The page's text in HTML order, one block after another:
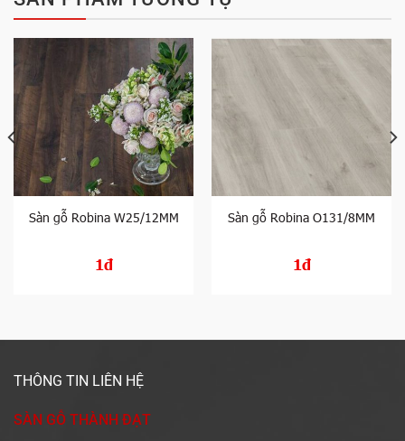
Sàn gỗ Robina W25/12MM
1đ
Sàn gỗ Robina O131/8MM
1đ
THÔNG TIN LIÊN HỆ
SÀN GỖ THÀNH ĐẠT